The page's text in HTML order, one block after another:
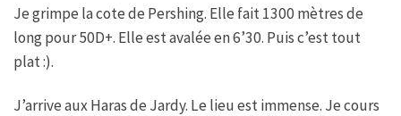
Je grimpe la cote de Pershing. Elle fait 1300 mètres de
long pour 50D+. Elle est avalée en 6’30. Puis c’est tout
plat :).
J’arrive aux Haras de Jardy. Le lieu est immense. Je cours